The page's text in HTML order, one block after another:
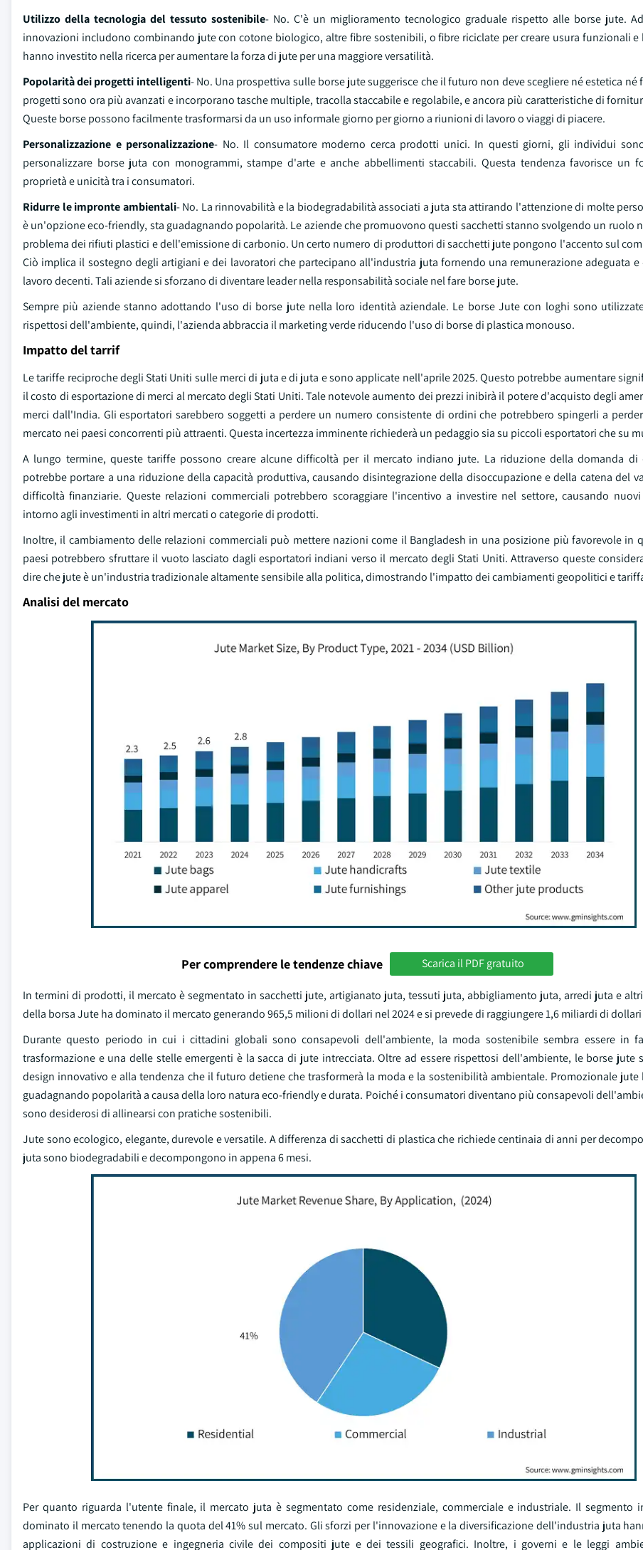
Utilizzo della tecnologia del tessuto sostenibile- No. C'è un miglioramento tecnologico graduale rispetto alle borse jute.
innovazioni includono combinando jute con cotone biologico, altre fibre sostenibili, o fibre riciclate per creare usura funzionali e
hanno investito nella ricerca per aumentare la forza di jute per una maggiore versatilità.
Popolarità dei progetti intelligenti- No. Una prospettiva sulle borse jute suggerisce che il futuro non deve scegliere né estetica né
progetti sono ora più avanzati e incorporano tasche multiple, tracolla staccabile e regolabile, e ancora più caratteristiche di
Queste borse possono facilmente trasformarsi da un uso informale giorno per giorno a riunioni di lavoro o viaggi di piacere.
Personalizzazione e personalizzazione- No. Il consumatore moderno cerca prodotti unici. In questi giorni, gli individui
personalizzare borse juta con monogrammi, stampe d'arte e anche abbellimenti staccabili. Questa tendenza favorisce un
proprietà e unicità tra i consumatori.
Ridurre le impronte ambientali- No. La rinnovabilità e la biodegradabilità associati a juta sta attirando l'attenzione di molte
è un'opzione eco-friendly, sta guadagnando popolarità. Le aziende che promuovono questi sacchetti stanno svolgendo un ruolo
problema dei rifiuti plastici e dell'emissione di carbonio. Un certo numero di produttori di sacchetti jute pongono l'accento sul
Ciò implica il sostegno degli artigiani e dei lavoratori che partecipano all'industria juta fornendo una remunerazione adeguata
lavoro decenti. Tali aziende si sforzano di diventare leader nella responsabilità sociale nel fare borse jute.
Sempre più aziende stanno adottando l'uso di borse jute nella loro identità aziendale. Le borse Jute con loghi sono
rispettosi dell'ambiente, quindi, l'azienda abbraccia il marketing verde riducendo l'uso di borse di plastica monouso.
Impatto del tarrif
Le tariffe reciproche degli Stati Uniti sulle merci di juta e di juta e sono applicate nell'aprile 2025. Questo potrebbe aumentare
il costo di esportazione di merci al mercato degli Stati Uniti. Tale notevole aumento dei prezzi inibirà il potere d'acquisto degli
merci dall'India. Gli esportatori sarebbero soggetti a perdere un numero consistente di ordini che potrebbero spingerli a
mercato nei paesi concorrenti più attraenti. Questa incertezza imminente richiederà un pedaggio sia su piccoli esportatori che su
A lungo termine, queste tariffe possono creare alcune difficoltà per il mercato indiano jute. La riduzione della domanda di
potrebbe portare a una riduzione della capacità produttiva, causando disintegrazione della disoccupazione e della catena del
difficoltà finanziarie. Queste relazioni commerciali potrebbero scoraggiare l'incentivo a investire nel settore, causando
intorno agli investimenti in altri mercati o categorie di prodotti.
Inoltre, il cambiamento delle relazioni commerciali può mettere nazioni come il Bangladesh in una posizione più favorevole in
paesi potrebbero sfruttare il vuoto lasciato dagli esportatori indiani verso il mercato degli Stati Uniti. Attraverso queste
dire che jute è un'industria tradizionale altamente sensibile alla politica, dimostrando l'impatto dei cambiamenti geopolitici e
Analisi del mercato
Per comprendere le tendenze chiave Scarica il PDF gratuito
In termini di prodotti, il mercato è segmentato in sacchetti jute, artigianato juta, tessuti juta, abbigliamento juta, arredi juta e
della borsa Jute ha dominato il mercato generando 965,5 milioni di dollari nel 2024 e si prevede di raggiungere 1,6 miliardi di
Durante questo periodo in cui i cittadini globali sono consapevoli dell'ambiente, la moda sostenibile sembra essere in
trasformazione e una delle stelle emergenti è la sacca di jute intrecciata. Oltre ad essere rispettosi dell'ambiente, le borse jute
design innovativo e alla tendenza che il futuro detiene che trasformerà la moda e la sostenibilità ambientale. Promozionale jute
guadagnando popolarità a causa della loro natura eco-friendly e durata. Poiché i consumatori diventano più consapevoli
sono desiderosi di allinearsi con pratiche sostenibili.
Jute sono ecologico, elegante, durevole e versatile. A differenza di sacchetti di plastica che richiede centinaia di anni per
juta sono biodegradabili e decompongono in appena 6 mesi.
Per quanto riguarda l'utente finale, il mercato juta è segmentato come residenziale, commerciale e industriale. Il segmento
dominato il mercato tenendo la quota del 41% sul mercato. Gli sforzi per l'innovazione e la diversificazione dell'industria juta
applicazioni di costruzione e ingegneria civile dei compositi jute e dei tessili geografici. Inoltre, i governi e le leggi